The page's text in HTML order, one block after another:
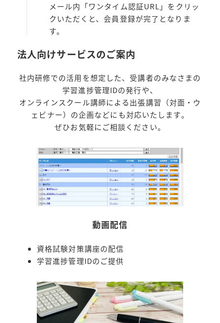
メール内「ワンタイム認証URL」をクリッ
クいただくと、会員登録が完了となりま
す。
法人向けサービスのご案内
社内研修での活用を想定した、受講者のみなさまの
学習進捗管理IDの発行や、
オンラインスクール講師による出張講習（対面・ウ
ェビナー）の企画などにも対応いたします。
ぜひお気軽にご相談ください。
動画配信
資格試験対策講座の配信
学習進捗管理IDのご提供